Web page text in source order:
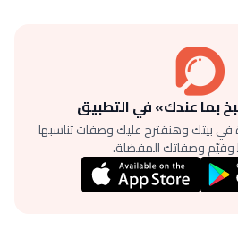
بما عندك» في التطبيق
بيتك وهنقترح عليك وصفات تناسبها
وصفاتك المفضلة.